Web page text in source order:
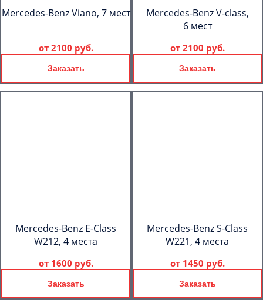
Mercedes-Benz Viano, 7 мест
от 2100 руб.
Заказать
Mercedes-Benz V-class,
6 мест
от 2100 руб.
Заказать
Mercedes-Benz E-Class
W212, 4 места
от 1600 руб.
Заказать
Mercedes-Benz S-Class
W221, 4 места
от 1450 руб.
Заказать